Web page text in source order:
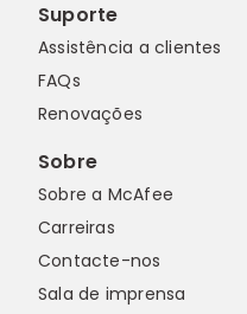
Suporte
Assistência a clientes
FAQs
Renovações
Sobre
Sobre a McAfee
Carreiras
Contacte-nos
Sala de imprensa